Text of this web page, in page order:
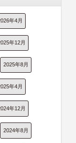
年4月
年12月
2025年8月
年4月
年12月
2024年8月